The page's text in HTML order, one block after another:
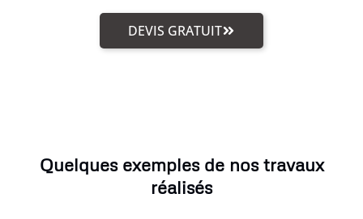
DEVIS GRATUIT
Quelques exemples de nos travaux
réalisés